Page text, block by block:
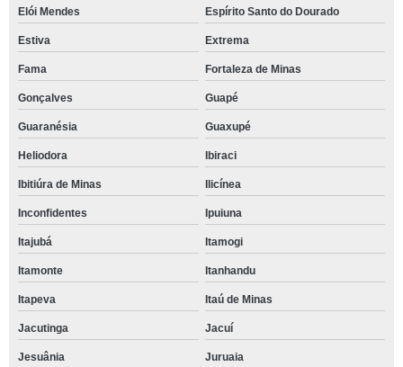
Elói Mendes Espírito Santo do Dourado
Estiva Extrema
Fama Fortaleza de Minas
Gonçalves Guapé
Guaranésia Guaxupé
Heliodora Ibiraci
Ibitiúra de Minas Ilicínea
Inconfidentes Ipuiuna
Itajubá Itamogi
Itamonte Itanhandu
Itapeva Itaú de Minas
Jacutinga Jacuí
Jesuânia Juruaia